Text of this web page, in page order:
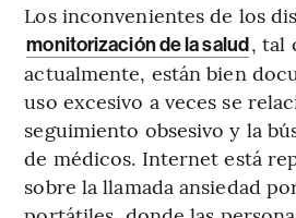
Los inconvenientes de los
monitorización de la salud, tal
actualmente, están bien
uso excesivo a veces se
seguimiento obsesivo y la
de médicos. Internet está
sobre la llamada ansiedad